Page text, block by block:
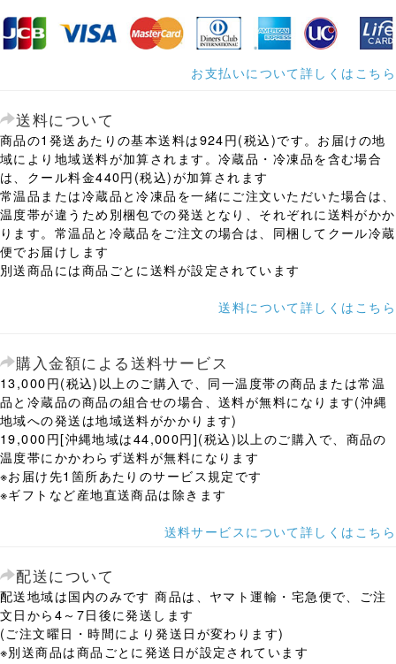
お支払いについて詳しくはこちら
送料について
商品の1発送あたりの基本送料は924円(税込)です。お届けの地
域により地域送料が加算されます。冷蔵品・冷凍品を含む場合
は、クール料金440円(税込)が加算されます
常温品または冷蔵品と冷凍品を一緒にご注文いただいた場合は、
温度帯が違うため別梱包での発送となり、それぞれに送料がかか
ります。常温品と冷蔵品をご注文の場合は、同梱してクール冷蔵
便でお届けします
別送商品には商品ごとに送料が設定されています
送料について詳しくはこちら
購入金額による送料サービス
13,000円(税込)以上のご購入で、同一温度帯の商品または常温
品と冷蔵品の商品の組合せの場合、送料が無料になります(沖縄
地域への発送は地域送料がかかります)
19,000円[沖縄地域は44,000円](税込)以上のご購入で、商品の
温度帯にかかわらず送料が無料になります
※お届け先1箇所あたりのサービス規定です
※ギフトなど産地直送商品は除きます
送料サービスについて詳しくはこちら
配送について
配送地域は国内のみです 商品は、ヤマト運輸・宅急便で、ご注
文日から4～7日後に発送します
(ご注文曜日・時間により発送日が変わります)
※別送商品は商品ごとに発送日が設定されています